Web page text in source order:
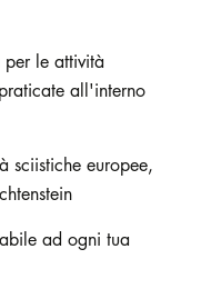
per le attività
all'interno
sciistiche europee,
ad ogni tua